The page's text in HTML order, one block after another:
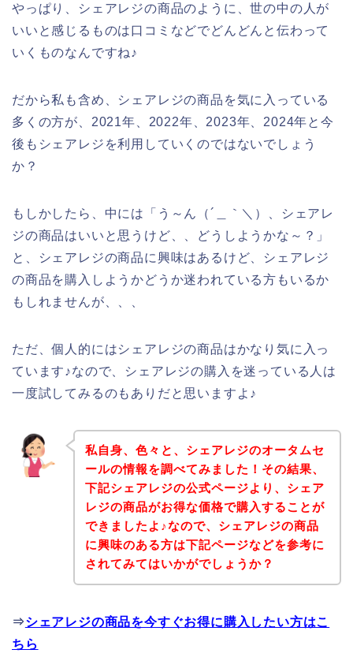
やっぱり、シェアレジの商品のように、世の中の人が
いいと感じるものは口コミなどでどんどんと伝わって
いくものなんですね♪
だから私も含め、シェアレジの商品を気に入っている
多くの方が、2021年、2022年、2023年、2024年と今
後もシェアレジを利用していくのではないでしょう
か？
もしかしたら、中には「う～ん（´＿｀＼）、シェアレ
ジの商品はいいと思うけど、、どうしようかな～？」
と、シェアレジの商品に興味はあるけど、シェアレジ
の商品を購入しようかどうか迷われている方もいるか
もしれませんが、、、
ただ、個人的にはシェアレジの商品はかなり気に入っ
ています♪なので、シェアレジの購入を迷っている人は
一度試してみるのもありだと思いますよ♪
私自身、色々と、シェアレジのオータムセ
ールの情報を調べてみました！その結果、
下記シェアレジの公式ページより、シェア
レジの商品がお得な価格で購入することが
できましたよ♪なので、シェアレジの商品
に興味のある方は下記ページなどを参考に
されてみてはいかがでしょうか？
⇒シェアレジの商品を今すぐお得に購入したい方はこ
ちら